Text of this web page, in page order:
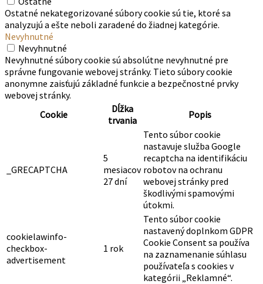
Ostatné nekategorizované súbory cookie sú tie, ktoré sa
analyzujú a ešte neboli zaradené do žiadnej kategórie.
Nevyhnutné
Nevyhnutné
Nevyhnutné súbory cookie sú absolútne nevyhnutné pre
správne fungovanie webovej stránky. Tieto súbory cookie
anonymne zaisťujú základné funkcie a bezpečnostné prvky
webovej stránky.
Cookie
Dĺžka
trvania
Popis
_GRECAPTCHA
5
mesiacov
27 dní
Tento súbor cookie
nastavuje služba Google
recaptcha na identifikáciu
robotov na ochranu
webovej stránky pred
škodlivými spamovými
útokmi.
cookielawinfo-
checkbox-
advertisement
1 rok
Tento súbor cookie
nastavený doplnkom GDPR
Cookie Consent sa používa
na zaznamenanie súhlasu
používateľa s cookies v
kategórii „Reklamné“.